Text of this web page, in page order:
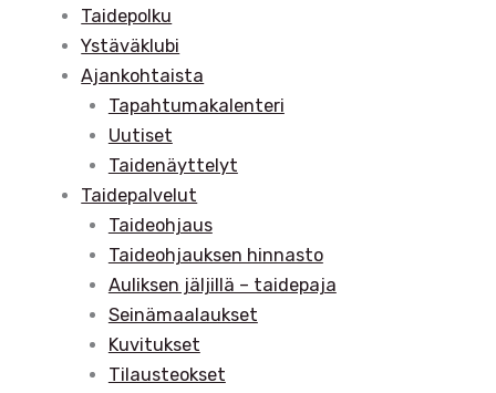
Taidepolku
Ystäväklubi
Ajankohtaista
Tapahtumakalenteri
Uutiset
Taidenäyttelyt
Taidepalvelut
Taideohjaus
Taideohjauksen hinnasto
Auliksen jäljillä – taidepaja
Seinämaalaukset
Kuvitukset
Tilausteokset